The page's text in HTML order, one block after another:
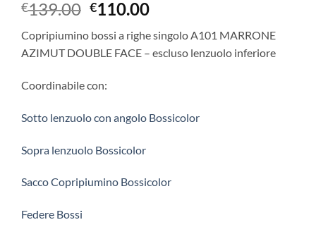
€139.00 Il
originale
era:
€110.00Il
attuale
è:
Copripiumino bossi a righe singolo A101 MARRONE
AZIMUT DOUBLE FACE – escluso lenzuolo inferiore
Coordinabile con:
Sotto lenzuolo con angolo Bossicolor
Sopra lenzuolo Bossicolor
Sacco Copripiumino Bossicolor
Federe Bossi